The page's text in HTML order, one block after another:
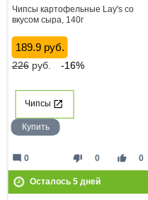
Чипсы картофельные Lay's со
вкусом сыра, 140г
189.9 руб.
226руб. -16%
Чипсы
Купить
thumb_down 0 thumb_up 0
mode_comment 0
Осталось 5дней